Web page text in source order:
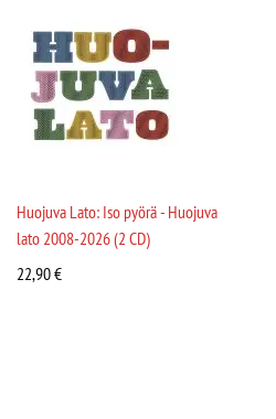
Huojuva Lato: Iso pyörä - Huojuva
lato 2008-2026 (2 CD)
22,90€